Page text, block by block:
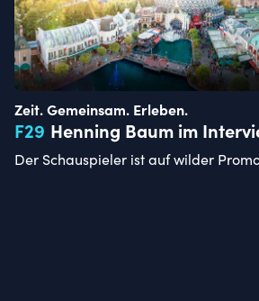
Zeit. Gemeinsam. Erleben.
F29 Henning Baum im
Der Schauspieler ist auf wilder